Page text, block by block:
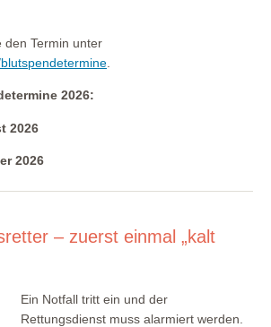
den Termin unter
.
2026:
2026
2026
– zuerst einmal „kalt
Ein Notfall tritt ein und der
Rettungsdienst muss alarmiert werden.